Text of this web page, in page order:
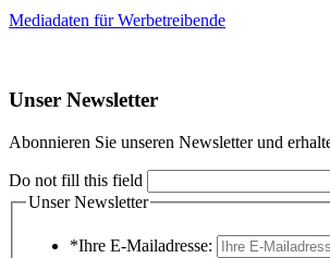
Mediadaten für Werbetreibende
Unser Newsletter
Abonnieren Sie unseren Newsletter und
Do not fill this field
Unser Newsletter
*Ihre E-Mailadresse: